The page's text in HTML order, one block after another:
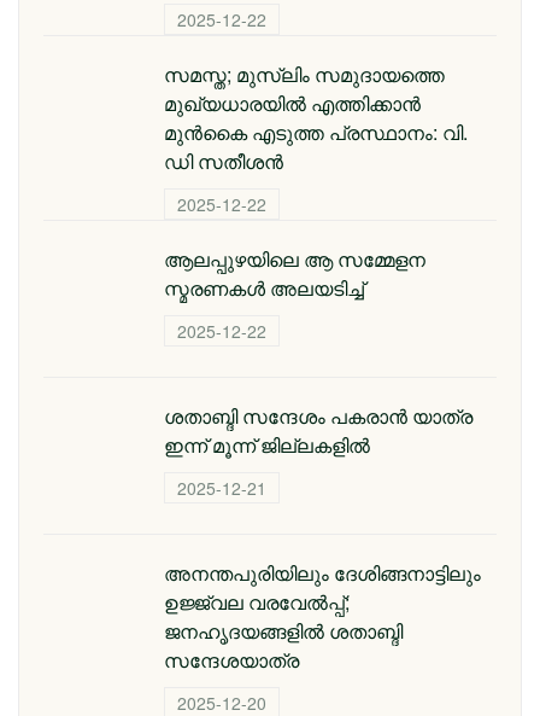
2025-12-22
സമസ്ത; മുസ്ലിം സമുദായത്തെ
മുഖ്യധാരയിൽ എത്തിക്കാൻ
മുൻകൈ എടുത്ത പ്രസ്ഥാനം: വി.
ഡി സതീശൻ
2025-12-22
ആലപ്പുഴയിലെ ആ സമ്മേളന
സ്മരണകൾ അലയടിച്ച്
2025-12-22
ശതാബ്ദി സന്ദേശം പകരാൻ യാത്ര
ഇന്ന് മൂന്ന് ജില്ലകളിൽ
2025-12-21
അനന്തപുരിയിലും ദേശിങ്ങനാട്ടിലും
ഉജ്ജ്വല വരവേൽപ്പ്;
ജനഹൃദയങ്ങളിൽ ശതാബ്ദി
സന്ദേശയാത്ര
2025-12-20